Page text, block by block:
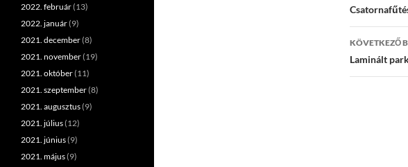
KÖVETKEZŐ
Laminált
2022. február(13)
2022. január(9)
2021. december(8)
2021. november(19)
2021. október(11)
2021. szeptember(8)
2021. augusztus(9)
2021. július(12)
2021. június(9)
2021. május(9)